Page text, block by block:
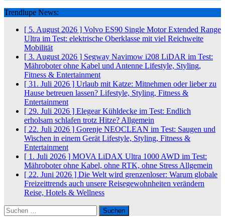
Trendlupe News:
[ 5. August 2026 ] Volvo ES90 Single Motor Extended Range
Ultra im Test: elektrische Oberklasse mit viel Reichweite
Mobilität
[ 3. August 2026 ] Segway Navimow i208 LiDAR im Test:
Mähroboter ohne Kabel und Antenne Lifestyle, Styling,
Fitness & Entertainment
[ 31. Juli 2026 ] Urlaub mit Katze: Mitnehmen oder lieber zu
Hause betreuen lassen? Lifestyle, Styling, Fitness &
Entertainment
[ 29. Juli 2026 ] Elegear Kühldecke im Test: Endlich
erholsam schlafen trotz Hitze? Allgemein
[ 22. Juli 2026 ] Gorenje NEOCLEAN im Test: Saugen und
Wischen in einem Gerät Lifestyle, Styling, Fitness &
Entertainment
[ 1. Juli 2026 ] MOVA LiDAX Ultra 1000 AWD im Test:
Mähroboter ohne Kabel, ohne RTK, ohne Stress Allgemein
[ 22. Juni 2026 ] Die Welt wird grenzenloser: Warum globale
Freizeittrends auch unsere Reisegewohnheiten verändern
Reise, Hotels & Wellness
Suchen
nach: